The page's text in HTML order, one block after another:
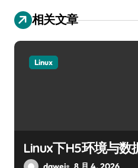
相关文章
Linux
Linux下H5环境与数